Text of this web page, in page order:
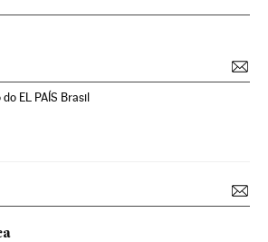
EL PAÍS Brasil